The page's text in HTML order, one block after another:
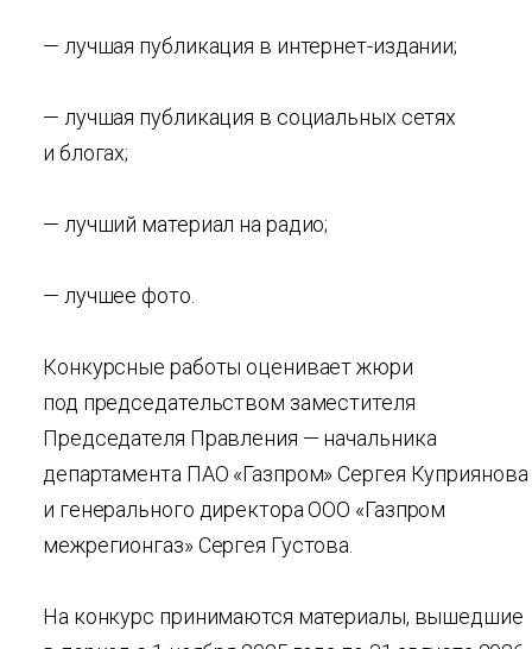
— лучшая публикация в интернет-издании;
— лучшая публикация в социальных сетях
и блогах;
— лучший материал на радио;
— лучшее фото.
Конкурсные работы оценивает жюри
под председательством заместителя
Председателя Правления — начальника
департамента ПАО «Газпром» Сергея Куприянова
и генерального директора ООО «Газпром
межрегионгаз» Сергея Густова.
На конкурс принимаются материалы, вышедшие